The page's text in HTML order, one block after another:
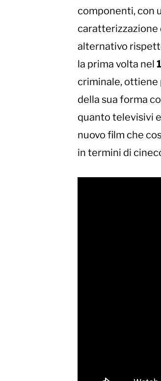
componenti, con
caratterizzazione
alternativo
la prima volta nel
criminale, ottiene
della sua forma
quanto televisivi
nuovo film che
in termini di